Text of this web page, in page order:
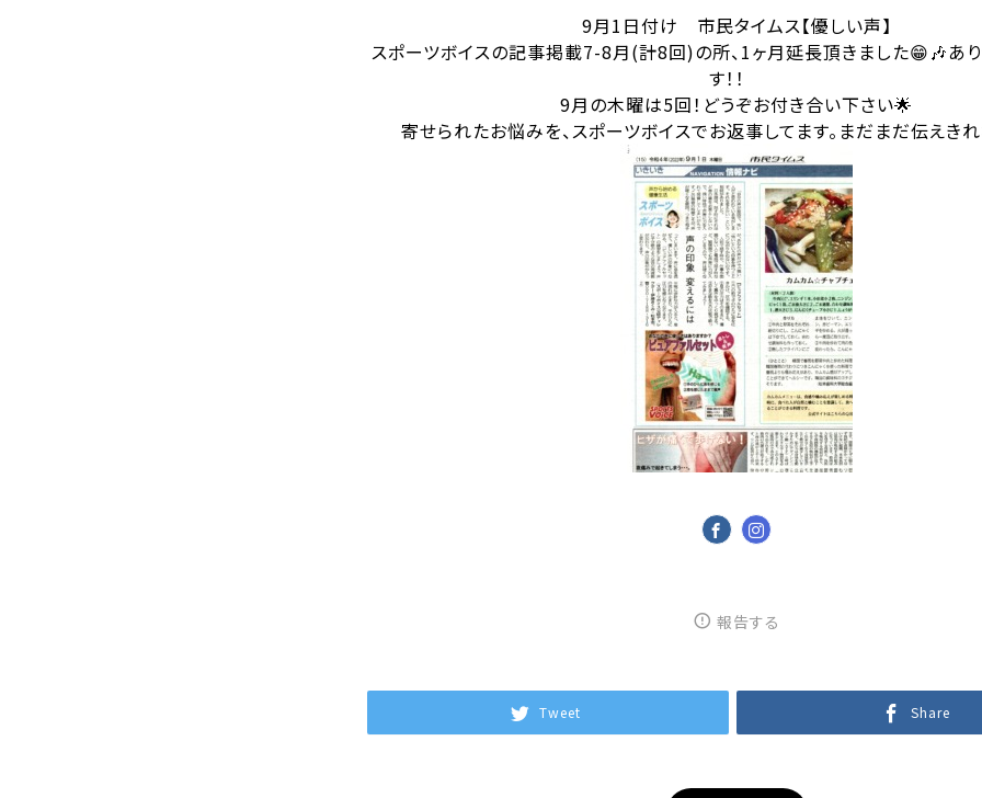
9月1日付け 市民タイムス【優しい声】
スポーツボイスの記事掲載7-8月(計8回)の所、1ヶ月延長頂きました😁🎶あ
す！！
9月の木曜は5回！どうぞお付き合い下さい🌟
寄せられたお悩みを、スポーツボイスでお返事してます。まだまだ伝えき
報告する
Tweet Share